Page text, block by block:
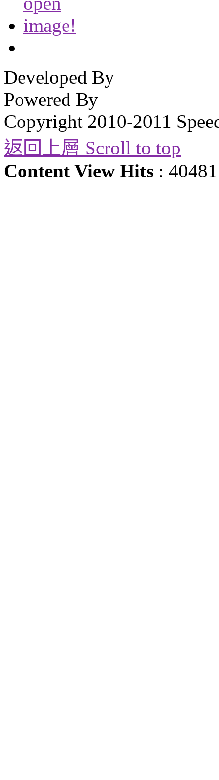
Developed By
Powered By
Copyright 2010-2011
返回上層 Scroll to top
Content View Hits :